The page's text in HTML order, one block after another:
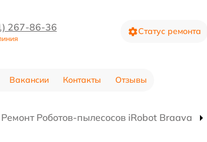
267-86-36 Статус ремонта
Вакансии Контакты Отзывы
Ремонт Роботов-пылесосов iRobot Braava